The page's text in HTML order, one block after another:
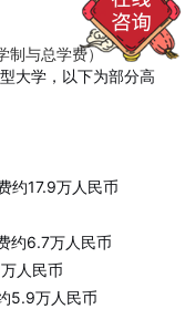
制与总学费）
大学，以下为部分高
约17.9万人民币
约6.7万人民币
人民币
5.9万人民币